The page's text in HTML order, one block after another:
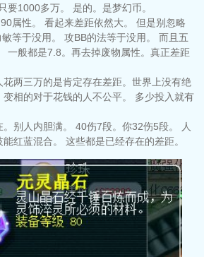
1000多万。 是的。是梦幻币。
属性。 看起来差距依然大。 但是别忽略
等于没用。 攻BB的法等于没用。 而且五
一般都是7.8。再去掉废物属性。真正差距
三万的是肯定存在差距。世界上没有绝
相的对于花钱的人不公平。 多少投入就有
人内胆满。 40伤7段。你32伤5段。 人
红蓝混合。 这些都是已经存在的差距。